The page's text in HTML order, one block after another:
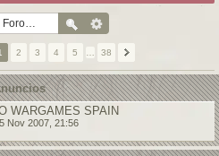
2 3 4 5 38
WARGAMES SPAIN
Nov 2007, 21:56